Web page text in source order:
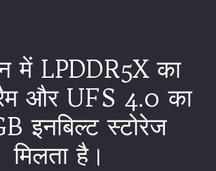
में LPDDR5X का
और UFS 4.0 का
इनबिल्ट स्टोरेज
मिलता है।